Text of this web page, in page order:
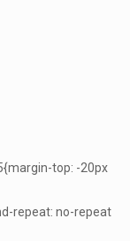
top: -20px
repeat: no-repeat